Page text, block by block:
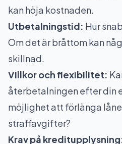
kan höja kostnaden.
Utbetalningstid: Hur
Om det är bråttom kan
skillnad.
Villkor och flexibilitet:
återbetalningen efter din
möjlighet att förlänga
straffavgifter?
Krav på